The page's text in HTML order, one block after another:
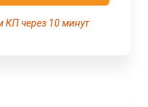
КП через 10 минут